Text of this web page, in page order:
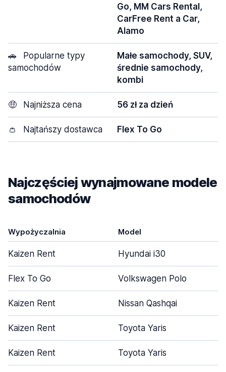
Go, MM Cars Rental,
CarFree Rent a Car,
Alamo
🚗
Popularne typy
samochodów
Małe samochody, SUV,
średnie samochody,
kombi
🤑 Najniższa cena 56 zł za dzień
👛 Najtańszy dostawca Flex To Go
Najczęściej wynajmowane modele
samochodów
Wypożyczalnia Model
Kaizen Rent Hyundai i30
Flex To Go Volkswagen Polo
Kaizen Rent Nissan Qashqai
Kaizen Rent Toyota Yaris
Kaizen Rent Toyota Yaris